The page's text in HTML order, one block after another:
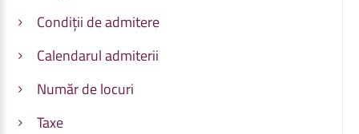
Condiții de admitere
Calendarul admiterii
Număr de locuri
Taxe